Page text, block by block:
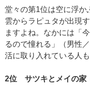
堂々の第1位は空に浮
雲からラピュタが出現
ますよね。なかには「
るので憧れる」（男性
活に取り入れている人も
2位 サツキとメイの家